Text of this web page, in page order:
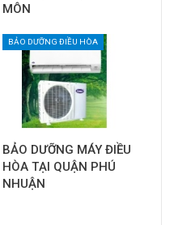
MÔN
BẢO DƯỠNG ĐIỀU HÒA
BẢO DƯỠNG MÁY ĐIỀU
HÒA TẠI QUẬN PHÚ
NHUẬN